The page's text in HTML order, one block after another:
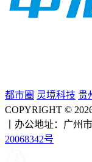
都市圈 灵境科技 贵
COPYRIGHT ©
丨办公地址：广州
20068342号